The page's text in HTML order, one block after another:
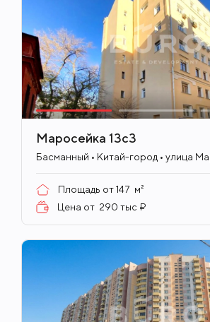
Маросейка 13с3
Басманный • Китай-город • улица
Площадь от147 м²
Цена от 290 тыс ₽